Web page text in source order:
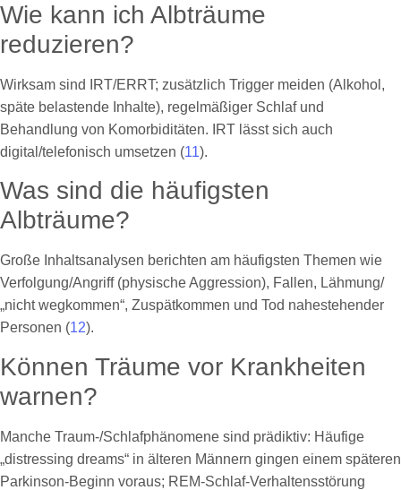
Wie kann ich Albträume
reduzieren?
Wirksam sind IRT/ERRT; zusätzlich Trigger meiden (Alkohol,
späte belastende Inhalte), regelmäßiger Schlaf und
Behandlung von Komorbiditäten. IRT lässt sich auch
digital/telefonisch umsetzen (11).
Was sind die häufigsten
Albträume?
Große Inhaltsanalysen berichten am häufigsten Themen wie
Verfolgung/Angriff (physische Aggression), Fallen, Lähmung/
„nicht wegkommen“, Zuspätkommen und Tod nahestehender
Personen (12).
Können Träume vor Krankheiten
warnen?
Manche Traum-/Schlafphänomene sind prädiktiv: Häufige
„distressing dreams“ in älteren Männern gingen einem späteren
Parkinson-Beginn voraus; REM-Schlaf-Verhaltensstörung